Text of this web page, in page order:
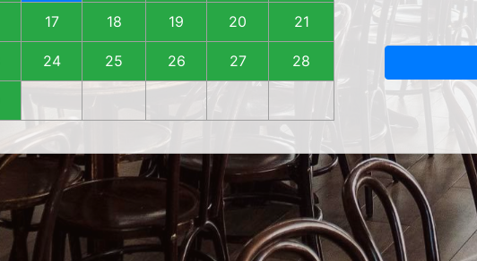
17 18 19 20 21
24 25 26 27 28